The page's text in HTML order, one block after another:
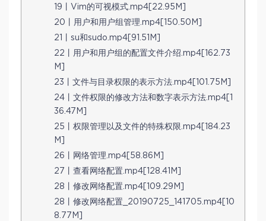
19丨Vim的可视模式.mp4[22.95M]
20丨用户和用户组管理.mp4[150.50M]
21丨su和sudo.mp4[91.51M]
22丨用户和用户组的配置文件介绍.mp4[162.73
M]
23丨文件与目录权限的表示方法.mp4[101.75M]
24丨文件权限的修改方法和数字表示方法.mp4[1
36.47M]
25丨权限管理以及文件的特殊权限.mp4[184.23
M]
26丨网络管理.mp4[58.86M]
27丨查看网络配置.mp4[128.41M]
28丨修改网络配置.mp4[109.29M]
28丨修改网络配置_20190725_141705.mp4[10
8.77M]